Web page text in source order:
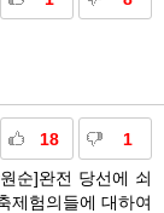
18 1
순]완전 당선에 쇠
제험의들에 대하여